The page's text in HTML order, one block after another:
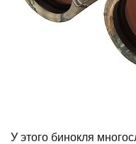
У этого бинокля